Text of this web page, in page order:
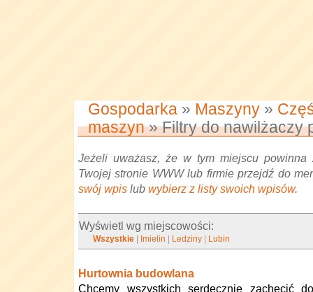
Gospodarka » Maszyny »
maszyn» Filtry do nawilżaczy
Jeżeli uważasz, że w tym miejscu powinna
Twojej stronie WWW lub firmie przejdź do
swój wpis lub wybierz z listy swoich wpisów.
Wyświetl wg miejscowości:
Wszystkie Imielin Ledziny Lubin
Hurtownia budowlana
Chcemy wszystkich serdecznie zachęcić